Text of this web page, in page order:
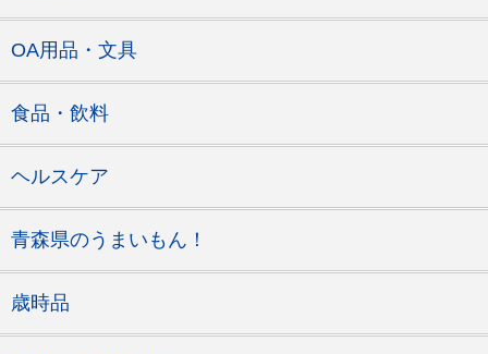
OA用品・文具
食品・飲料
ヘルスケア
青森県のうまいもん！
歳時品